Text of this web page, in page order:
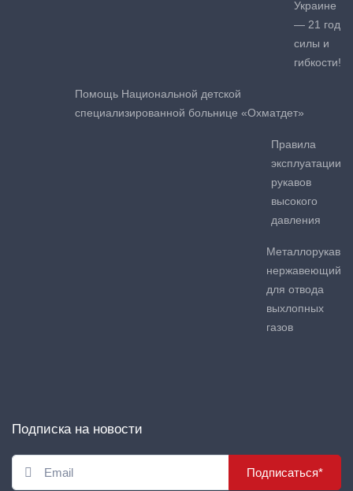
Украине
— 21 год
силы и
гибкости!
Помощь Национальной детской
специализированной больнице «Охматдет»
Правила
эксплуатации
рукавов
высокого
давления
Металлорукав
нержавеющий
для отвода
выхлопных
газов
Подписка на новости
Подписаться*